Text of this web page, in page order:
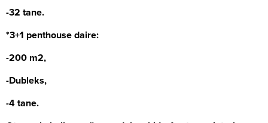
-32 tane.
*3+1 penthouse daire:
-200 m2,
-Dubleks,
-4 tane.